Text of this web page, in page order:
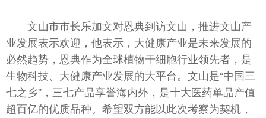
文山市市长乐加文对恩典到访文山，推进文山产
业发展表示欢迎，他表示，大健康产业是未来发展的
必然趋势，恩典作为全球植物干细胞行业领先者，是
生物科技、大健康产业发展的大平台。文山是“中国三
七之乡”，三七产品享誉海内外，是十大医药单品产值
超百亿的优质品种。希望双方能以此次考察为契机，